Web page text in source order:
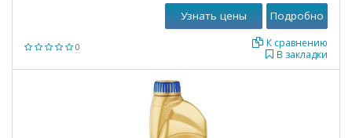
0
В закладки
К сравнению
Узнать цены Подробно